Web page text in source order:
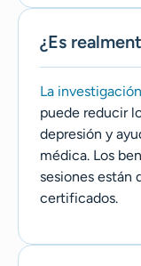
¿Es
La investigación
puede reducir
depresión y
médica. Los
sesiones están
certificados.